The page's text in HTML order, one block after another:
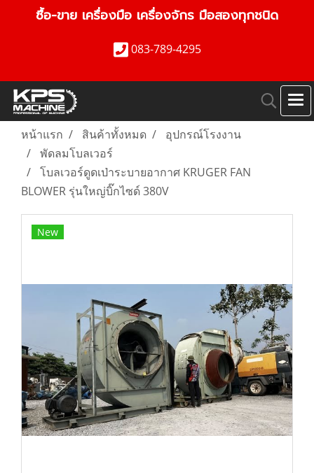
ซื้อ-ขาย เครื่องมือ เครื่องจักร มือสองทุกชนิด
083-789-4295
หน้าแรก สินค้าทั้งหมด
อุปกรณ์โรงงาน
พัดลมโบลเวอร์
โบลเวอร์ดูดเป่าระบายอากาศ KRUGER FAN
BLOWER รุ่นใหญ่บิ๊กไซด์ 380V
New